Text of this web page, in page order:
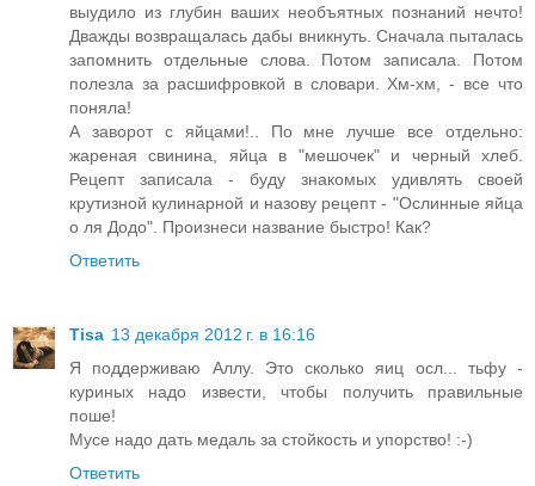
выудило из глубин ваших необъятных познаний нечто!
Дважды возвращалась дабы вникнуть. Сначала пыталась
запомнить отдельные слова. Потом записала. Потом
полезла за расшифровкой в словари. Хм-хм, - все что
поняла!
А заворот с яйцами!.. По мне лучше все отдельно:
жареная свинина, яйца в "мешочек" и черный хлеб.
Рецепт записала - буду знакомых удивлять своей
крутизной кулинарной и назову рецепт - "Ослинные яйца
о ля Додо". Произнеси название быстро! Как?
Ответить
Tisa 13 декабря 2012 г. в 16:16
Я поддерживаю Аллу. Это сколько яиц осл... тьфу -
куриных надо извести, чтобы получить правильные
поше!
Мусе надо дать медаль за стойкость и упорство! :-)
Ответить